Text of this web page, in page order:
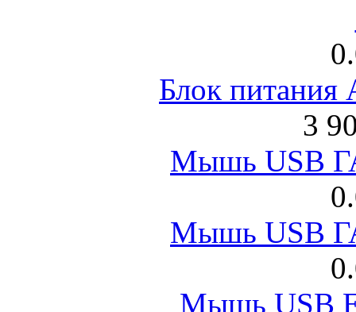
Блок питания
3
Мышь USB
Мышь USB
Мышь USB